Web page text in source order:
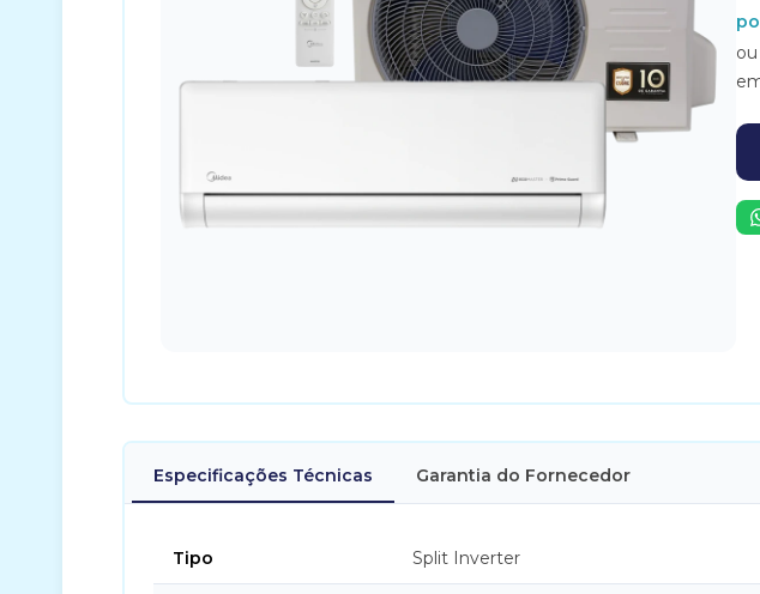
Especificações Técnicas Garantia do Fornecedor
Tipo Split Inverter